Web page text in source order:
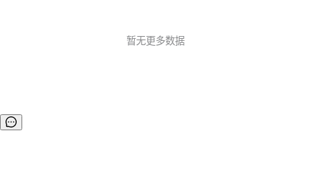
暂无更多数据